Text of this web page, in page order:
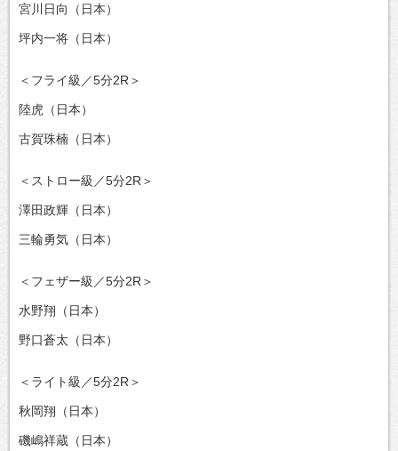
宮川日向（日本）
坪内一将（日本）
＜フライ級／5分2R＞
陸虎（日本）
古賀珠楠（日本）
＜ストロー級／5分2R＞
澤田政輝（日本）
三輪勇気（日本）
＜フェザー級／5分2R＞
水野翔（日本）
野口蒼太（日本）
＜ライト級／5分2R＞
秋岡翔（日本）
磯嶋祥蔵（日本）